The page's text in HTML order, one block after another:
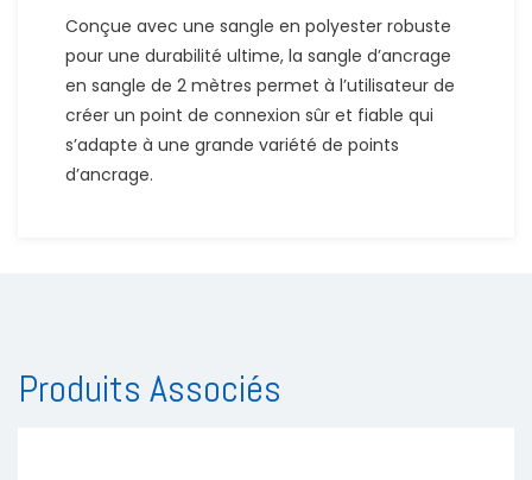
Conçue avec une sangle en polyester robuste
pour une durabilité ultime, la sangle d’ancrage
en sangle de 2 mètres permet à l’utilisateur de
créer un point de connexion sûr et fiable qui
s’adapte à une grande variété de points
d’ancrage.
Produits Associés